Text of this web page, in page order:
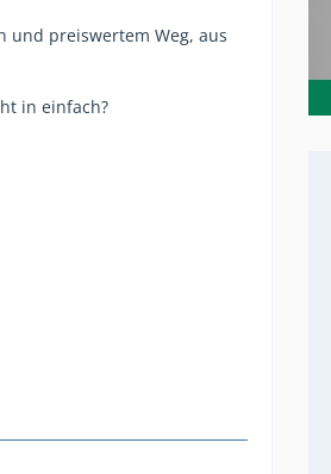
und preiswertem Weg, aus
in einfach?